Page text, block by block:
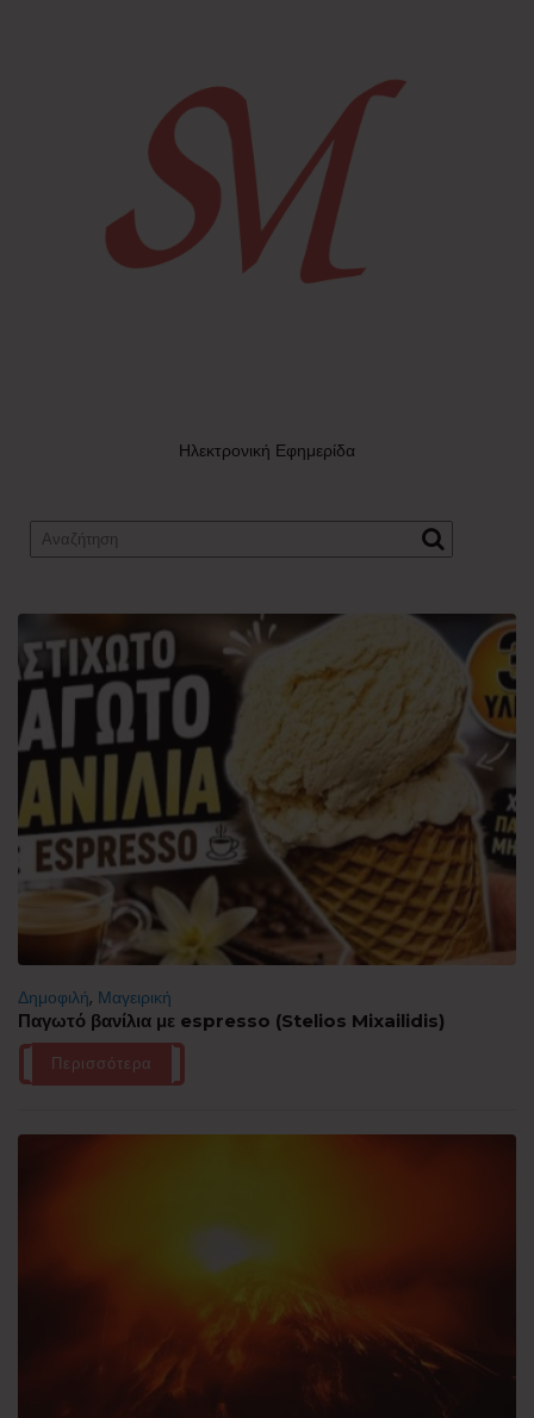
Ηλεκτρονική Εφημερίδα
Δημοφιλή, Μαγειρική
Παγωτό βανίλια με espresso (Stelios Mixailidis)
Περισσότερα